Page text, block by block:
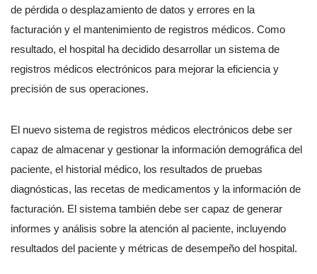
de pérdida o desplazamiento de datos y errores en la
facturación y el mantenimiento de registros médicos. Como
resultado, el hospital ha decidido desarrollar un sistema de
registros médicos electrónicos para mejorar la eficiencia y
precisión de sus operaciones.
El nuevo sistema de registros médicos electrónicos debe ser
capaz de almacenar y gestionar la información demográfica del
paciente, el historial médico, los resultados de pruebas
diagnósticas, las recetas de medicamentos y la información de
facturación. El sistema también debe ser capaz de generar
informes y análisis sobre la atención al paciente, incluyendo
resultados del paciente y métricas de desempeño del hospital.